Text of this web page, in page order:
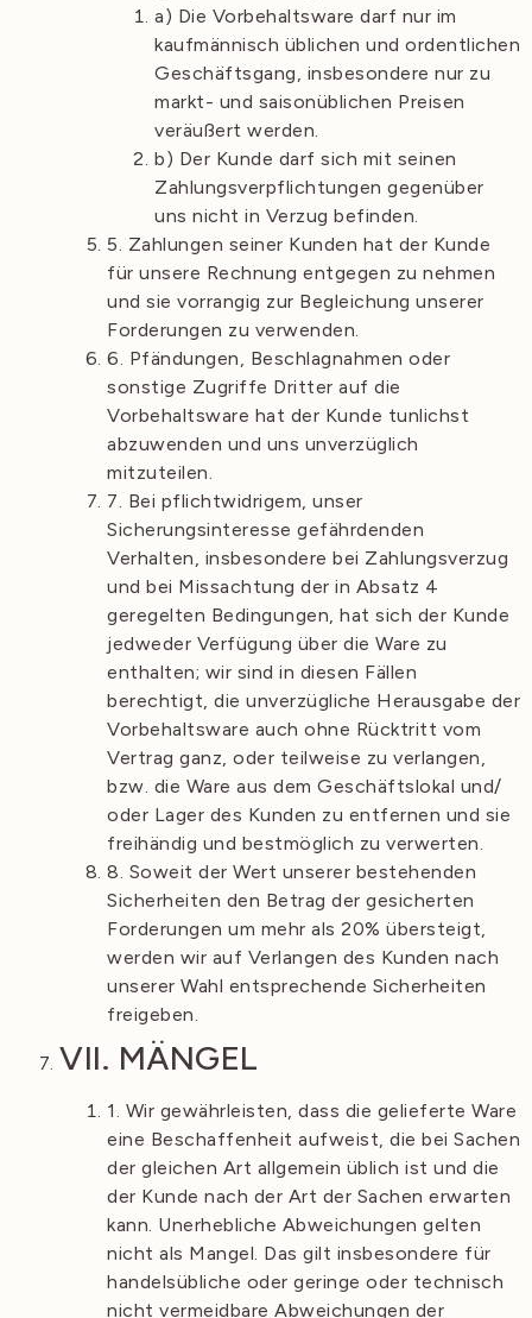
a) Die Vorbehaltsware darf nur im
kaufmännisch üblichen und ordentlichen
Geschäftsgang, insbesondere nur zu
markt- und saisonüblichen Preisen
veräußert werden.
b) Der Kunde darf sich mit seinen
Zahlungsverpflichtungen gegenüber
uns nicht in Verzug befinden.
5. Zahlungen seiner Kunden hat der Kunde
für unsere Rechnung entgegen zu nehmen
und sie vorrangig zur Begleichung unserer
Forderungen zu verwenden.
6. Pfändungen, Beschlagnahmen oder
sonstige Zugriffe Dritter auf die
Vorbehaltsware hat der Kunde tunlichst
abzuwenden und uns unverzüglich
mitzuteilen.
7. Bei pflichtwidrigem, unser
Sicherungsinteresse gefährdenden
Verhalten, insbesondere bei Zahlungsverzug
und bei Missachtung der in Absatz 4
geregelten Bedingungen, hat sich der Kunde
jedweder Verfügung über die Ware zu
enthalten; wir sind in diesen Fällen
berechtigt, die unverzügliche Herausgabe der
Vorbehaltsware auch ohne Rücktritt vom
Vertrag ganz, oder teilweise zu verlangen,
bzw. die Ware aus dem Geschäftslokal und/
oder Lager des Kunden zu entfernen und sie
freihändig und bestmöglich zu verwerten.
8. Soweit der Wert unserer bestehenden
Sicherheiten den Betrag der gesicherten
Forderungen um mehr als 20% übersteigt,
werden wir auf Verlangen des Kunden nach
unserer Wahl entsprechende Sicherheiten
freigeben.
VII. MÄNGEL
1. Wir gewährleisten, dass die gelieferte Ware
eine Beschaffenheit aufweist, die bei Sachen
der gleichen Art allgemein üblich ist und die
der Kunde nach der Art der Sachen erwarten
kann. Unerhebliche Abweichungen gelten
nicht als Mangel. Das gilt insbesondere für
handelsübliche oder geringe oder technisch
nicht vermeidbare Abweichungen der